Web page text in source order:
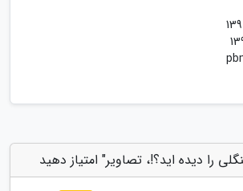
را دیده اید؟!، تصاویر" امتیاز دهید